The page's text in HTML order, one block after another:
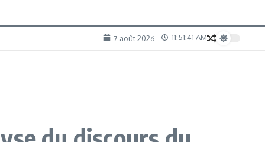
7 août 2026 11:51:42 AM